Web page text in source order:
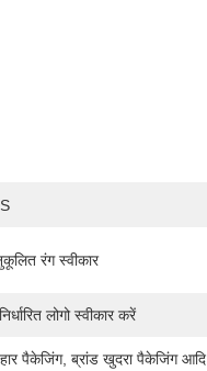
रंग स्वीकार
लोगो स्वीकार करें
पैकेजिंग, ब्रांड खुदरा पैकेजिंग आदि